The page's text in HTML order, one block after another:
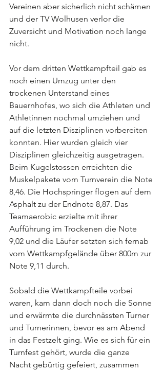
Vereinen aber sicherlich nicht schämen
und der TV Wolhusen verlor die
Zuversicht und Motivation noch lange
nicht.
Vor dem dritten Wettkampfteil gab es
noch einen Umzug unter den
trockenen Unterstand eines
Bauernhofes, wo sich die Athleten und
Athletinnen nochmal umziehen und
auf die letzten Disziplinen vorbereiten
konnten. Hier wurden gleich vier
Disziplinen gleichzeitig ausgetragen.
Beim Kugelstossen erreichten die
Muskelpakete vom Turnverein die Note
8,46. Die Hochspringer flogen auf dem
Asphalt zu der Endnote 8,87. Das
Teamaerobic erzielte mit ihrer
Aufführung im Trockenen die Note
9,02 und die Läufer setzten sich fernab
vom Wettkampfgelände über 800m zur
Note 9,11 durch.
Sobald die Wettkampfteile vorbei
waren, kam dann doch noch die Sonne
und erwärmte die durchnässten Turner
und Turnerinnen, bevor es am Abend
in das Festzelt ging. Wie es sich für ein
Turnfest gehört, wurde die ganze
Nacht gebürtig gefeiert, zusammen